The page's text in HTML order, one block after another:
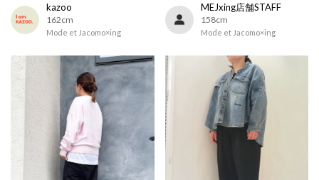
kazoo
162cm
Mode et Jacomo×ing
MEJxing店舗STAFF
158cm
Mode et Jacomo×ing